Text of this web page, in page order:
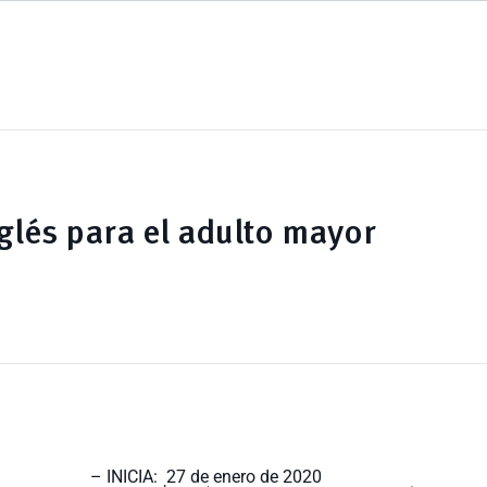
para el adulto mayor
– INICIA: 27 de enero de 2020